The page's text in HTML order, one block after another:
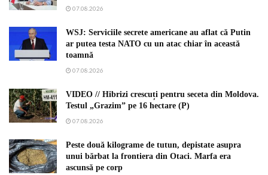
07.08.2026
WSJ: Serviciile secrete americane au aflat că Putin
ar putea testa NATO cu un atac chiar în această
toamnă
07.08.2026
VIDEO // Hibrizi crescuți pentru seceta din Moldova.
Testul „Grazim” pe 16 hectare (P)
07.08.2026
Peste două kilograme de tutun, depistate asupra
unui bărbat la frontiera din Otaci. Marfa era
ascunsă pe corp